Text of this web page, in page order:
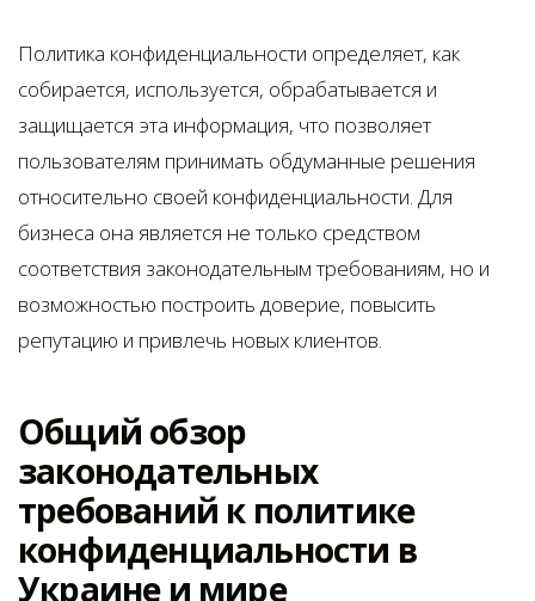
Политика конфиденциальности определяет, как
собирается, используется, обрабатывается и
защищается эта информация, что позволяет
пользователям принимать обдуманные решения
относительно своей конфиденциальности. Для
бизнеса она является не только средством
соответствия законодательным требованиям, но и
возможностью построить доверие, повысить
репутацию и привлечь новых клиентов.
Общий обзор
законодательных
требований к политике
конфиденциальности в
Украине и мире